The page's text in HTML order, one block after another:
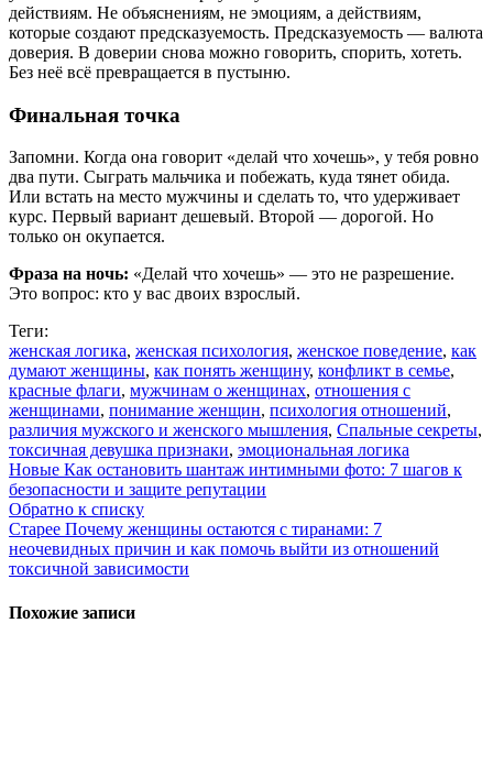
действиям. Не объяснениям, не эмоциям, а действиям,
которые создают предсказуемость. Предсказуемость — валюта
доверия. В доверии снова можно говорить, спорить, хотеть.
Без неё всё превращается в пустыню.
Финальная точка
Запомни. Когда она говорит «делай что хочешь», у тебя ровно
два пути. Сыграть мальчика и побежать, куда тянет обида.
Или встать на место мужчины и сделать то, что удерживает
курс. Первый вариант дешевый. Второй — дорогой. Но
только он окупается.
Фраза на ночь: «Делай что хочешь» — это не разрешение.
Это вопрос: кто у вас двоих взрослый.
Теги:
женская логика, женская психология, женское поведение, как
думают женщины, как понять женщину, конфликт в семье,
красные флаги, мужчинам о женщинах, отношения с
женщинами, понимание женщин, психология отношений,
различия мужского и женского мышления, Спальные секреты,
токсичная девушка признаки, эмоциональная логика
Новые Как остановить шантаж интимными фото: 7 шагов к
безопасности и защите репутации
Обратно к списку
Старее Почему женщины остаются с тиранами: 7
неочевидных причин и как помочь выйти из отношений
токсичной зависимости
Похожие записи